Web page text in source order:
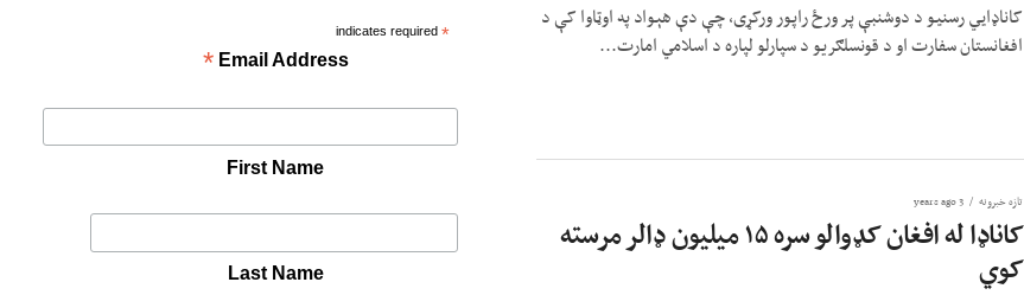
کاناډايي رسنیو د دوشنبې پر ورځ راپور ورکړی، چې دې هېواد په اوټاوا کې د
افغانستان سفارت او د قونسلګریو د سپارلو لپاره د اسلامي امارت...
تازه خبرونه 3 years ago
کاناډا له افغان کډوالو سره ۱۵ میلیون ډالر مرسته
کوي
*
indicates required
Email Address
*
First Name
Last Name